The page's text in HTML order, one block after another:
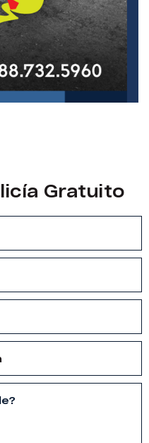
Gratuito